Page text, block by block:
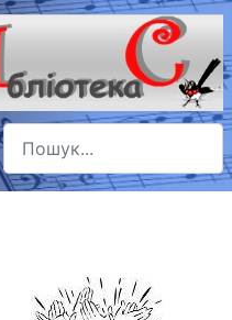
Пошук
Type 2 or more characters